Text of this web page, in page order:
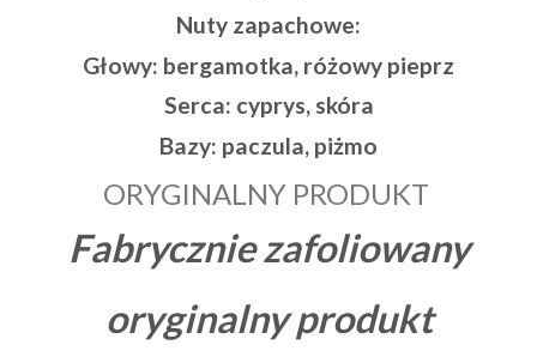
Nuty zapachowe:
Głowy: bergamotka, różowy pieprz
Serca: cyprys, skóra
Bazy: paczula, piżmo
ORYGINALNY PRODUKT
Fabrycznie zafoliowany
oryginalny produkt